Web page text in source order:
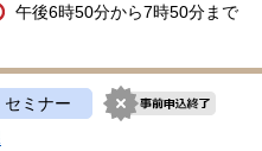
午後6時50分から7時50分まで
セミナー